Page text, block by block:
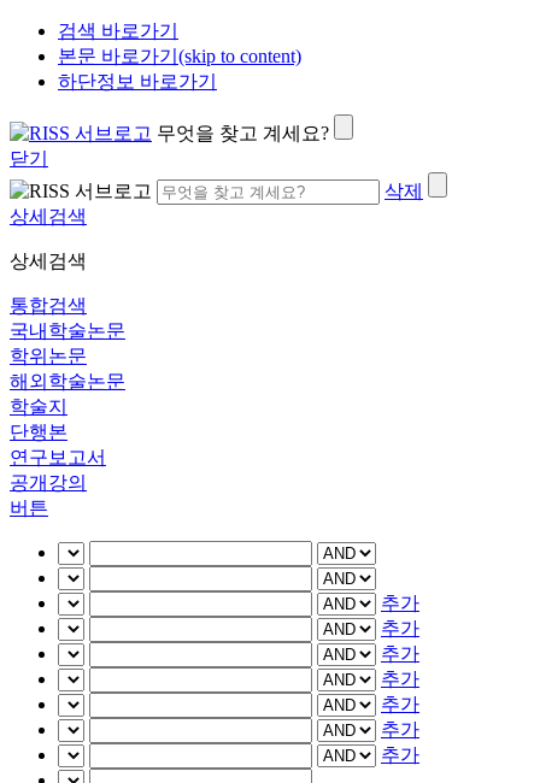
검색 바로가기
본문 바로가기(skip to content)
하단정보 바로가기
무엇을 찾고 계세요?
닫기
삭제
상세검색
상세검색
통합검색
국내학술논문
학위논문
해외학술논문
학술지
단행본
연구보고서
공개강의
버튼
추가
추가
추가
추가
추가
추가
추가